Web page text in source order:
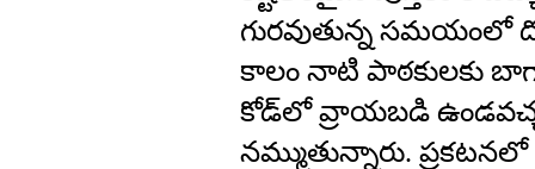
గురవుతున్న
కాలం నాటి పాఠకులకు
కోడ్‌లో వ్రాయబడి
నమ్ముతున్నారు.